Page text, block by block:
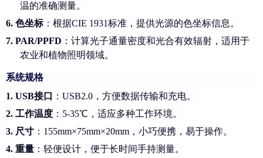
温的准确测量。
6. 色坐标 ：根据CIE 1931标准，提供光源的色坐标信息。
7. PAR/PPFD ：计算光子通量密度和光合有效辐射，适用于
农业和植物照明领域。
系统规格
1. USB接口 ： USB2.0，方便数据传输和充电。
2. 工作温度 ： 5-35℃，适应多种工作环境。
3. 尺寸 ： 155mm×75mm×20mm，小巧便携，易于操作。
4. 重量 ：轻便设计，便于长时间手持测量。